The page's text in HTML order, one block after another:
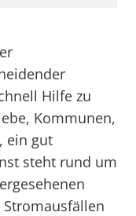
Hilfe zu
Kommunen,
ein gut
steht rund um